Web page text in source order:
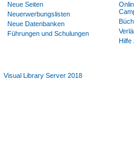
Neue Seiten
Neuerwerbungslisten
Neue Datenbanken
Führungen und Schulungen
Hilfe
Visual Library Server 2018